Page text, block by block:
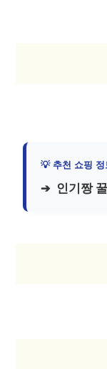
인기짱